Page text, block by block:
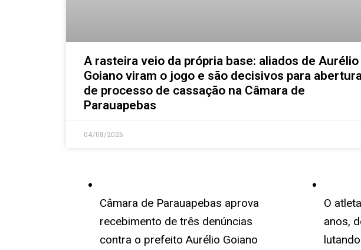
A rasteira veio da própria base: aliados de Aurélio
Goiano viram o jogo e são decisivos para abertura
de processo de cassação na Câmara de
Parauapebas
04/08/2026
Câmara de Parauapebas aprova
recebimento de três denúncias
contra o prefeito Aurélio Goiano
O
anos,